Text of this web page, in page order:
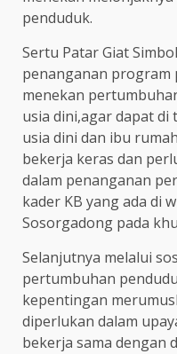
penduduk.
Sertu Patar Giat
penanganan program
menekan
usia dini,agar dapat di
usia dini dan ibu
bekerja keras dan
dalam penanganan
kader KB yang ada di
Sosorgadong pada
Selanjutnya melalui
pertumbuhan
kepentingan
diperlukan dalam
bekerja sama dengan